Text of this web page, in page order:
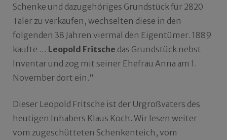
Schenke und dazugehöriges Grundstück für 2820
Taler zu verkaufen, wechselten diese in den
folgenden 38 Jahren viermal den Eigentümer. 1889
kaufte … Leopold Fritsche das Grundstück nebst
Inventar und zog mit seiner Ehefrau Anna am 1.
November dort ein.“
Dieser Leopold Fritsche ist der Urgroßvaters des
heutigen Inhabers Klaus Koch. Wir lesen weiter
vom zugeschütteten Schenkenteich, vom